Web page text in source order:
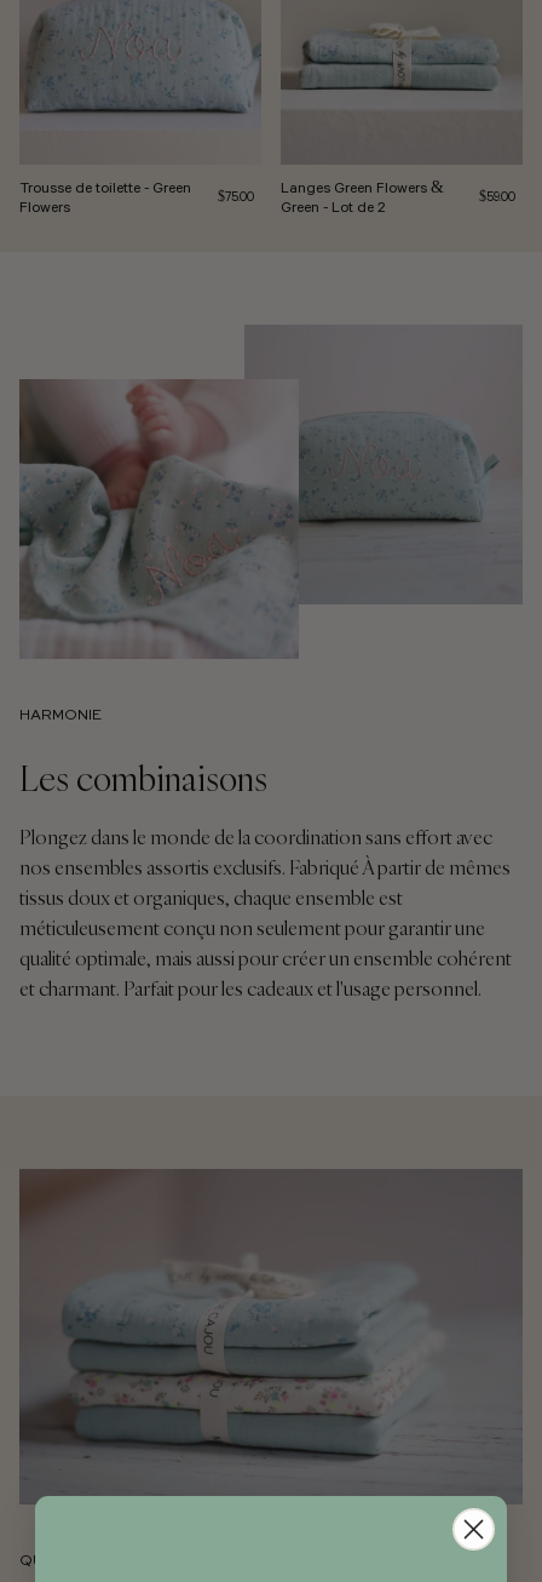
Trousse de toilette - Green
Flowers
Prix normal
$75.00
Langes Green Flowers &
Green - Lot de 2
Prix
$59.00
HARMONIE
Les combinaisons
Plongez dans le monde de la coordination sans effort avec
nos ensembles assortis exclusifs. Fabriqué À partir de mêmes
tissus doux et organiques, chaque ensemble est
méticuleusement conçu non seulement pour garantir une
qualité optimale, mais aussi pour créer un ensemble cohérent
et charmant. Parfait pour les cadeaux et l'usage personnel.
QUALITÉ